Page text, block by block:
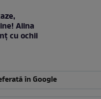
Alina
cu ochii
în Google